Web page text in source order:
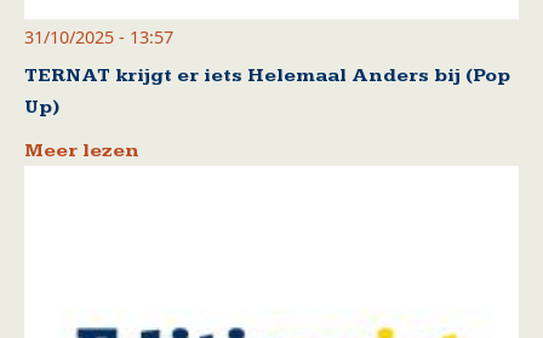
31/10/2025 - 13:57
TERNAT krijgt er iets Helemaal Anders bij (Pop
Up)
Meer lezen